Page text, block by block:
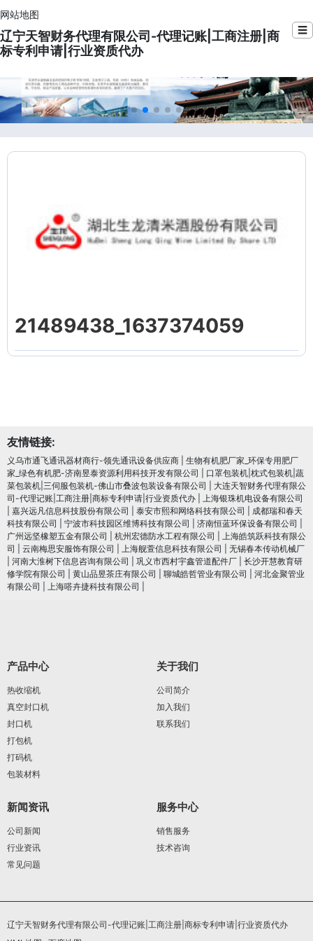
网站地图
辽宁天智财务代理有限公司-代理记账|工商注册|商
标专利申请|行业资质代办
☰
21489438_1637374059
友情链接:
义乌市通飞通讯器材商行-领先通讯设备供应商
生物有机肥厂家_环保专用肥厂
家_绿色有机肥-济南昱泰资源利用科技开发有限公司
口罩包装机|枕式包装机|蔬
菜包装机|三伺服包装机-佛山市叠波包装设备有限公司
大连天智财务代理有限公
司-代理记账|工商注册|商标专利申请|行业资质代办
上海银珠机电设备有限公司
嘉兴远凡信息科技股份有限公司 泰安市熙和网络科技有限公司
成都瑞和春天
科技有限公司
宁波市科技园区维博科技有限公司 济南恒蓝环保设备有限公司
广州远坚橡塑五金有限公司
杭州宏德防水工程有限公司
上海皓筑跃科技有限公
司
云南梅思安服饰有限公司 上海舰萱信息科技有限公司
无锡春本传动机械厂
河南大淮树下信息咨询有限公司 巩义市西村宇鑫管道配件厂
长沙开慧教育研
修学院有限公司
黄山品昱茶庄有限公司 聊城皓哲管业有限公司
河北金聚管业
有限公司
上海嗒卉捷科技有限公司
产品中心
热收缩机
真空封口机
封口机
打包机
打码机
包装材料
关于我们
公司简介
加入我们
联系我们
新闻资讯
公司新闻
行业资讯
常见问题
服务中心
销售服务
技术咨询
辽宁天智财务代理有限公司-代理记账|工商注册|商标专利申请|行业资质代办